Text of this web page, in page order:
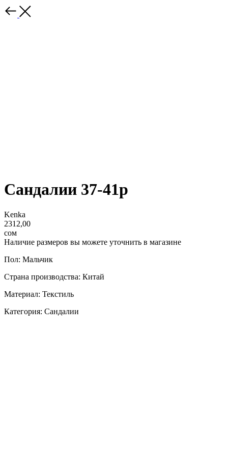
Сандалии 37-41р
Kenka
2312,00
сом
Наличие размеров вы можете уточнить в магазине
Пол: Мальчик
Страна производства: Китай
Материал: Текстиль
Категория: Сандалии